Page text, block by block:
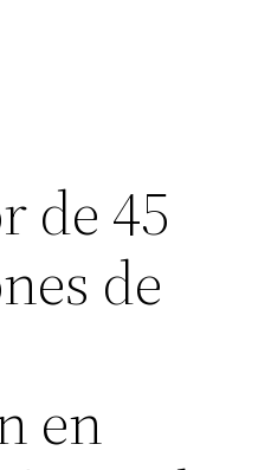
de 45
de
en